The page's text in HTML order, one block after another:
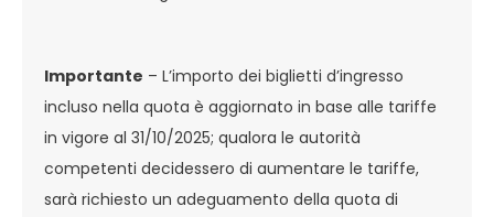
Importante – L’importo dei biglietti d’ingresso
incluso nella quota è aggiornato in base alle tariffe
in vigore al 31/10/2025; qualora le autorità
competenti decidessero di aumentare le tariffe,
sarà richiesto un adeguamento della quota di